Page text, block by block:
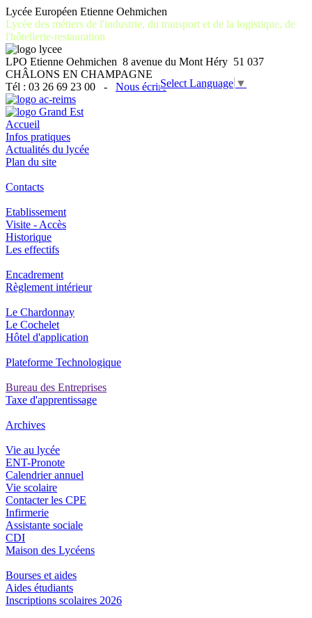
Select Language ▼
Lycée Européen Etienne Oehmichen
Lycée des métiers de l'industrie, du transport et de la logistique, de
l'hôtellerie-restauration
LPO Etienne Oehmichen 8 avenue du Mont Héry 51 037
CHÂLONS EN CHAMPAGNE
Tél : 03 26 69 23 00 - Nous écrire
Accueil
Infos pratiques
Actualités du lycée
Plan du site
Contacts
Etablissement
Visite - Accès
Historique
Les effectifs
Encadrement
Règlement intérieur
Le Chardonnay
Le Cochelet
Hôtel d'application
Plateforme Technologique
Bureau des Entreprises
Taxe d'apprentissage
Archives
Vie au lycée
ENT-Pronote
Calendrier annuel
Vie scolaire
Contacter les CPE
Infirmerie
Assistante sociale
CDI
Maison des Lycéens
Bourses et aides
Aides étudiants
Inscriptions scolaires 2026